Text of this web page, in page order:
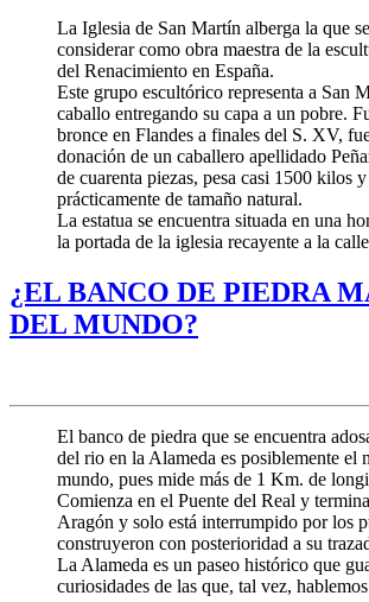
La Iglesia de San Martín alberga la que
considerar como obra maestra de la
del Renacimiento en España.
Este grupo escultórico representa a San
caballo entregando su capa a un pobre.
bronce en Flandes a finales del S. XV,
donación de un caballero apellidado
de cuarenta piezas, pesa casi 1500 kilos y
prácticamente de tamaño natural.
La estatua se encuentra situada en una
la portada de la iglesia recayente a la
¿EL BANCO DE PIEDRA
DEL MUNDO?
El banco de piedra que se encuentra
del rio en la Alameda es posiblemente el
mundo, pues mide más de 1 Km. de
Comienza en el Puente del Real y
Aragón y solo está interrumpido por los
construyeron con posterioridad a su
La Alameda es un paseo histórico que
curiosidades de las que, tal vez,